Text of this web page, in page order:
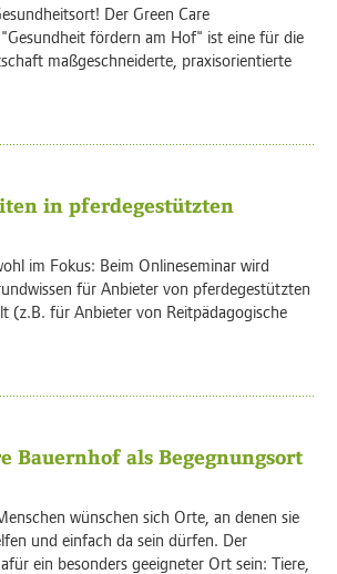
Der Green Care
fördern am Hof" ist eine für die
maßgeschneiderte, praxisorientierte
in pferdegestützten
im Fokus: Beim Onlineseminar wird
für Anbieter von pferdegestützten
(z.B. für Anbieter von Reitpädagogische
Bauernhof als Begegnungsort
wünschen sich Orte, an denen sie
und einfach da sein dürfen. Der
ein besonders geeigneter Ort sein: Tiere,